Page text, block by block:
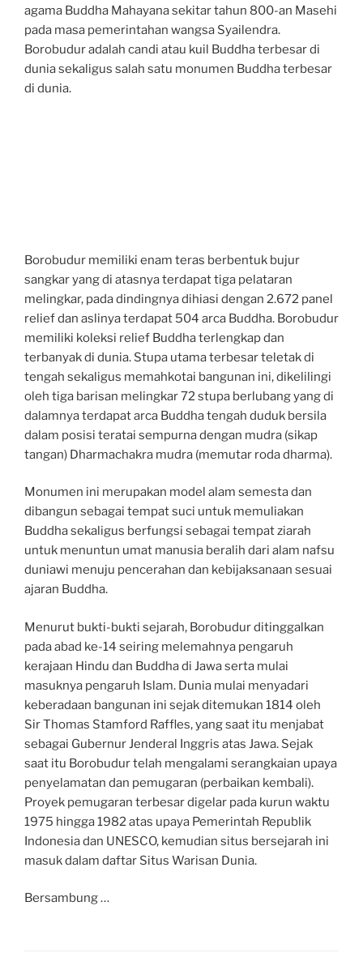
agama Buddha Mahayana sekitar tahun 800-an Masehi
pada masa pemerintahan wangsa Syailendra.
Borobudur adalah candi atau kuil Buddha terbesar di
dunia sekaligus salah satu monumen Buddha terbesar
di dunia.
Borobudur memiliki enam teras berbentuk bujur
sangkar yang di atasnya terdapat tiga pelataran
melingkar, pada dindingnya dihiasi dengan 2.672 panel
relief dan aslinya terdapat 504 arca Buddha. Borobudur
memiliki koleksi relief Buddha terlengkap dan
terbanyak di dunia. Stupa utama terbesar teletak di
tengah sekaligus memahkotai bangunan ini, dikelilingi
oleh tiga barisan melingkar 72 stupa berlubang yang di
dalamnya terdapat arca Buddha tengah duduk bersila
dalam posisi teratai sempurna dengan mudra (sikap
tangan) Dharmachakra mudra (memutar roda dharma).
Monumen ini merupakan model alam semesta dan
dibangun sebagai tempat suci untuk memuliakan
Buddha sekaligus berfungsi sebagai tempat ziarah
untuk menuntun umat manusia beralih dari alam nafsu
duniawi menuju pencerahan dan kebijaksanaan sesuai
ajaran Buddha.
Menurut bukti-bukti sejarah, Borobudur ditinggalkan
pada abad ke-14 seiring melemahnya pengaruh
kerajaan Hindu dan Buddha di Jawa serta mulai
masuknya pengaruh Islam. Dunia mulai menyadari
keberadaan bangunan ini sejak ditemukan 1814 oleh
Sir Thomas Stamford Raffles, yang saat itu menjabat
sebagai Gubernur Jenderal Inggris atas Jawa. Sejak
saat itu Borobudur telah mengalami serangkaian upaya
penyelamatan dan pemugaran (perbaikan kembali).
Proyek pemugaran terbesar digelar pada kurun waktu
1975 hingga 1982 atas upaya Pemerintah Republik
Indonesia dan UNESCO, kemudian situs bersejarah ini
masuk dalam daftar Situs Warisan Dunia.
Bersambung …